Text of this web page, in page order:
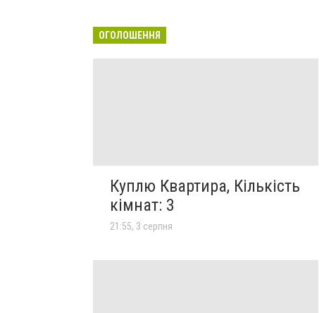
ОГОЛОШЕННЯ
Куплю Квартира, Кількість
кімнат: 3
21:55, 3 серпня